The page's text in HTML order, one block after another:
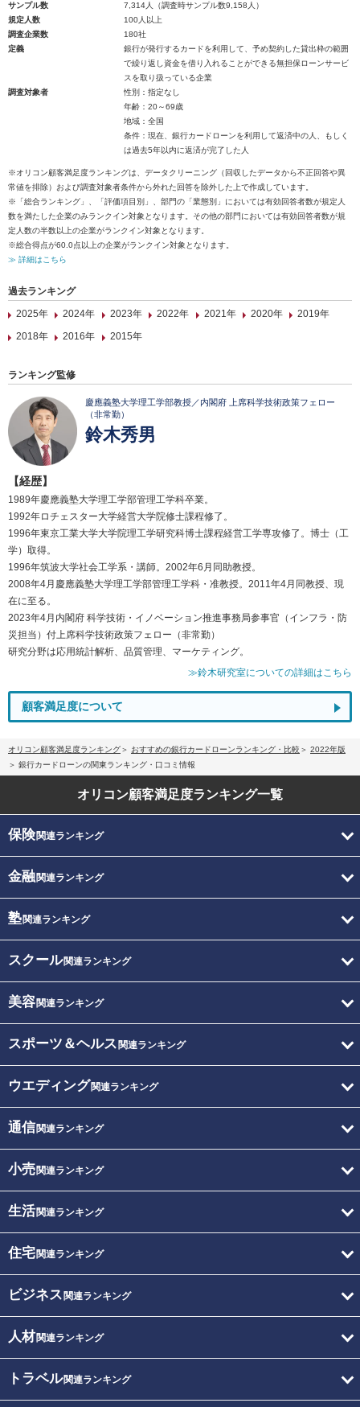
サンプル数
7,314人（調査時サンプル数9,158人）
規定人数
100人以上
調査企業数
180社
定義
銀行が発行するカードを利用して、予め契約した貸出枠の範囲
で繰り返し資金を借り入れることができる無担保ローンサービ
スを取り扱っている企業
調査対象者
性別：指定なし
年齢：20～69歳
地域：全国
条件：現在、銀行カードローンを利用して返済中の人、もしく
は過去5年以内に返済が完了した人
※オリコン顧客満足度ランキングは、データクリーニング（回収したデータから不正回答や異
常値を排除）および調査対象者条件から外れた回答を除外した上で作成しています。
※「総合ランキング」、「評価項目別」、部門の「業態別」においては有効回答者数が規定人
数を満たした企業のみランクイン対象となります。その他の部門においては有効回答者数が規
定人数の半数以上の企業がランクイン対象となります。
※総合得点が60.0点以上の企業がランクイン対象となります。
≫ 詳細はこちら
過去ランキング
2025年
2024年 2023年 2022年 2021年 2020年
2019年
2018年
2016年 2015年
ランキング監修
慶應義塾大学理工学部教授／内閣府 上席科学技術政策フェロー
（非常勤）
鈴木秀男
【経歴】
1989年慶應義塾大学理工学部管理工学科卒業。
1992年ロチェスター大学経営大学院修士課程修了。
1996年東京工業大学大学院理工学研究科博士課程経営工学専攻修了。博士（工
学）取得。
1996年筑波大学社会工学系・講師。2002年6月同助教授。
2008年4月慶應義塾大学理工学部管理工学科・准教授。2011年4月同教授、現
在に至る。
2023年4月内閣府 科学技術・イノベーション推進事務局参事官（インフラ・防
災担当）付上席科学技術政策フェロー（非常勤）
研究分野は応用統計解析、品質管理、マーケティング。
≫鈴木研究室についての詳細はこちら
顧客満足度について
オリコン顧客満足度ランキング おすすめの銀行カードローンランキング・比較
2022年版
銀行カードローンの関東ランキング・口コミ情報
オリコン顧客満足度ランキング一覧
保険関連ランキング
金融関連ランキング
塾関連ランキング
スクール関連ランキング
美容関連ランキング
スポーツ＆ヘルス 関連ランキング
ウエディング関連ランキング
通信関連ランキング
小売関連ランキング
生活関連ランキング
住宅関連ランキング
ビジネス 関連ランキング
人材関連ランキング
トラベル関連ランキング